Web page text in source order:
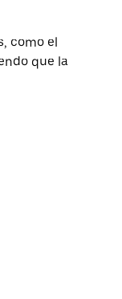
como el
que la